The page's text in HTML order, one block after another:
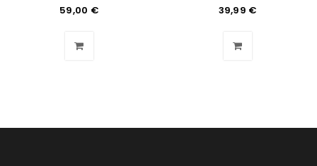
ANMELDEN
59,00 € 39,99 €